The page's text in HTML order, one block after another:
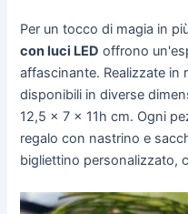
Per un tocco di magia in
con luci LED offrono
affascinante. Realizzate in
disponibili in diverse
12,5 x 7 x 11h cm. Ogni
regalo con nastrino e
bigliettino personalizzato,